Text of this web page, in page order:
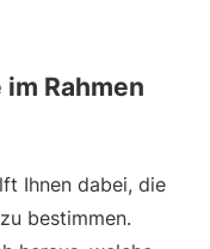
Rahmen
Ihnen dabei, die
bestimmen.